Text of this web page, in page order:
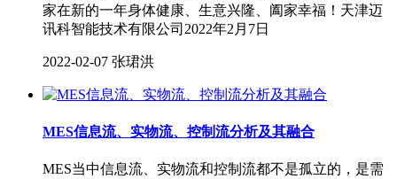
家在新的一年身体健康、生意兴隆、阖家幸福！天津迈
讯科智能技术有限公司2022年2月7日
2022-02-07 张珺洪
MES信息流、实物流、控制流分析及其融合
MES当中信息流、实物流和控制流都不是孤立的，是需